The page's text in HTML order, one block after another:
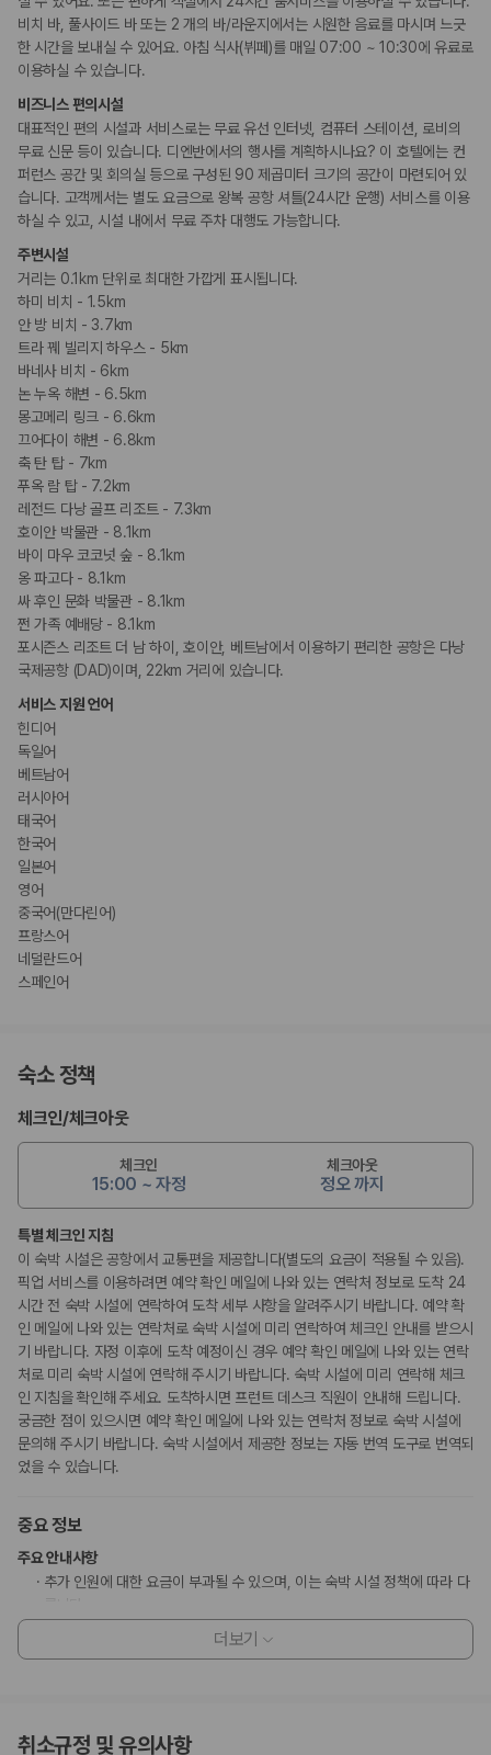
해외 렌트카 가격비교
카모아 사이트맵
요가/필라테스
전용해변
어린이 수영장
돌봄 서비스
키즈 클럽
시설 내 놀이터
비즈니스
연회장
흡연 시설
금연 숙박 시설
비치 바, 풀사이드 바 또는 2 개의 바/라운지에서는 시원한 음료를 마시며 느긋
한 시간을 보내실 수 있어요. 아침 식사(뷔페)를 매일 07:00 ~ 10:30에 유료로
이용하실 수 있습니다.
비즈니스 편의시설
대표적인 편의 시설과 서비스로는 무료 유선 인터넷, 컴퓨터 스테이션, 로비의
무료 신문 등이 있습니다. 디엔반에서의 행사를 계획하시나요? 이 호텔에는 컨
퍼런스 공간 및 회의실 등으로 구성된 90 제곱미터 크기의 공간이 마련되어 있
습니다. 고객께서는 별도 요금으로 왕복 공항 셔틀(24시간 운행) 서비스를 이용
하실 수 있고, 시설 내에서 무료 주차 대행도 가능합니다.
주변시설
거리는 0.1km 단위로 최대한 가깝게 표시됩니다.
하미 비치 - 1.5km
안 방 비치 - 3.7km
트라 꿰 빌리지 하우스 - 5km
바네사 비치 - 6km
논 누옥 해변 - 6.5km
몽고메리 링크 - 6.6km
끄어다이 해변 - 6.8km
축 탄 탑 - 7km
푸옥 람 탑 - 7.2km
레전드 다낭 골프 리조트 - 7.3km
호이안 박물관 - 8.1km
바이 마우 코코넛 숲 - 8.1km
옹 파고다 - 8.1km
싸 후인 문화 박물관 - 8.1km
쩐 가족 예배당 - 8.1km
포시즌스 리조트 더 남 하이, 호이안, 베트남에서 이용하기 편리한 공항은 다낭
국제공항 (DAD)이며, 22km 거리에 있습니다.
서비스 지원 언어
힌디어
독일어
베트남어
러시아어
태국어
한국어
일본어
영어
중국어(만다린어)
프랑스어
네덜란드어
스페인어
숙소 정책
체크인/체크아웃
체크인
15:00 ~ 자정
체크아웃
정오 까지
특별 체크인 지침
이 숙박 시설은 공항에서 교통편을 제공합니다(별도의 요금이 적용될 수 있음).
픽업 서비스를 이용하려면 예약 확인 메일에 나와 있는 연락처 정보로 도착 24
시간 전 숙박 시설에 연락하여 도착 세부 사항을 알려주시기 바랍니다. 예약 확
인 메일에 나와 있는 연락처로 숙박 시설에 미리 연락하여 체크인 안내를 받으시
기 바랍니다. 자정 이후에 도착 예정이신 경우 예약 확인 메일에 나와 있는 연락
처로 미리 숙박 시설에 연락해 주시기 바랍니다. 숙박 시설에 미리 연락해 체크
인 지침을 확인해 주세요. 도착하시면 프런트 데스크 직원이 안내해 드립니다.
궁금한 점이 있으시면 예약 확인 메일에 나와 있는 연락처 정보로 숙박 시설에
문의해 주시기 바랍니다. 숙박 시설에서 제공한 정보는 자동 번역 도구로 번역되
었을 수 있습니다.
중요 정보
주요 안내사항
추가 인원에 대한 요금이 부과될 수 있으며, 이는 숙박 시설 정책에 따라 다
체크인 시 부대 비용 발생에 대비해 정부에서 발급한 사진이 부착된 신분증
과 신용카드가 필요할 수 있습니다.
다.
더보기
취소규정 및 유의사항